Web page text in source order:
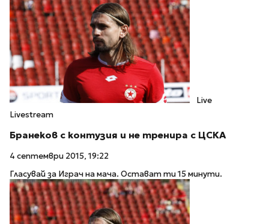
Live
Livestream
Бранеков с контузия и не тренира с ЦСКА
4 септември 2015, 19:22
Гласувай за Играч на мача. Остават ти 15 минути.